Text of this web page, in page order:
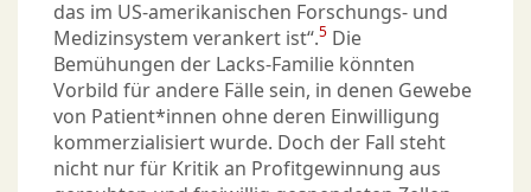
das im US-amerikanischen Forschungs- und
Medizinsystem verankert ist“.5 Die
Bemühungen der Lacks-Familie könnten
Vorbild für andere Fälle sein, in denen Gewebe
von Patient*innen ohne deren Einwilligung
kommerzialisiert wurde. Doch der Fall steht
nicht nur für Kritik an Profitgewinnung aus